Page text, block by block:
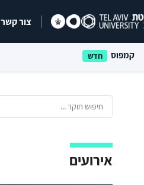
צור קשר
קמפוס
אירועים